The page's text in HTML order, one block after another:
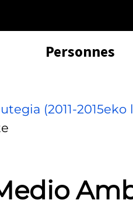
Personnes
(2011-